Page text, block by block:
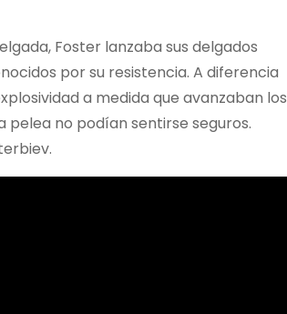
Foster lanzaba sus delgados
por su resistencia. A diferencia
a medida que avanzaban los
pelea no podían sentirse seguros.